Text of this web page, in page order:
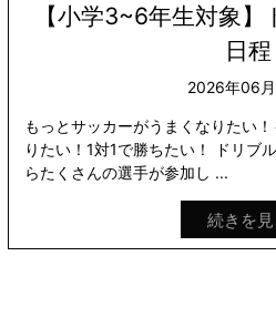
【小学3~6年生対象
日程
2026年06
もっとサッカーがうまくなりたい
りたい！1対1で勝ちたい！ ドリブ
らたくさんの選手が参加し ...
続きを見